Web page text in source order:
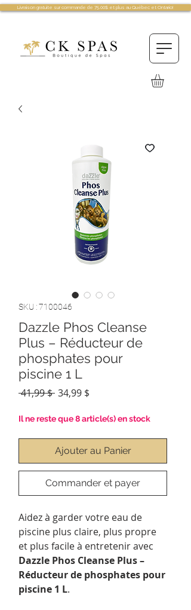
Livraison gratuite sur commande de 75.00$ et plus au Québec et Ontario!
SKU : 7100046
Dazzle Phos Cleanse
Plus – Réducteur de
phosphates pour
piscine 1 L
41,99 $ Prix
34,99 $
Il ne reste que 8 article(s) en stock
Ajouter au Panier
Commander et payer
Aidez à garder votre eau de
piscine plus claire, plus propre
et plus facile à entretenir avec
Dazzle Phos Cleanse Plus –
Réducteur de phosphates pour
piscine 1 L.